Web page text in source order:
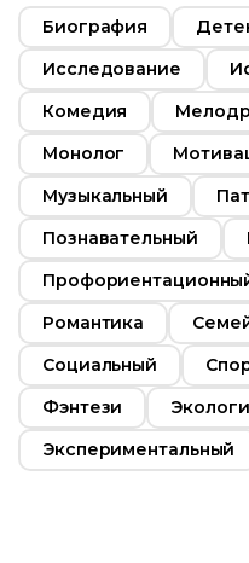
Биография
Исследование
Комедия
Монолог
Музыкальный
Познавательный
Романтика
Социальный
Фэнтези
Экспериментальный